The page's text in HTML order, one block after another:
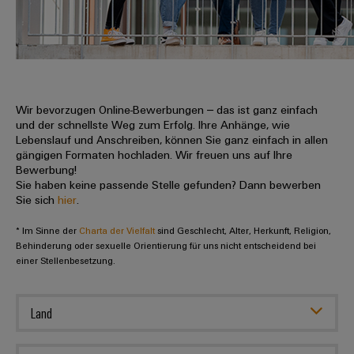
erlebbar
werden.
Datencenter
Produkte
für
Rechenzentren
–
effizient,
zuverlässig,
skalierbar
Energiespeicher
Lösungen
und
Anschlusstechnologie
DC-
u-
OS
Edge
Computing
Industrial
5G
Single
Leiterplattenklemmen
Gehäusesysteme
komponenten
Kabeleinführungssysteme
und
-
komponenten
Anschlussleitungen,
Patchkabel
Fast
Delivery
Beratung
und
digitale
Planung
easyConnect
-
Ihre
uns
Promotionfahrzeug
Distribution
Info
für
unsere
Partner
Vertrieb
Weidmüller
Zahlen
Unser
Vorstand
Nachhaltigkeit
Academy
People
Karriere
Stellen
für
Berufserfahrene
Für
Studierende
Werkstudententätigkeiten
Praktika
Abschlussarbeiten
Wir bevorzugen Online-Bewerbungen – das ist ganz einfach
und der schnellste Weg zum Erfolg. Ihre Anhänge, wie
Lebenslauf und Anschreiben, können Sie ganz einfach in allen
gängigen Formaten hochladen. Wir freuen uns auf Ihre
Bewerbung!
Sie haben keine passende Stelle gefunden? Dann bewerben
Sie sichhier
* Im Sinne der Charta der Vielfalt sind Geschlecht, Alter, Herkunft, Religion,
Behinderung oder sexuelle Orientierung für uns nicht entscheidend bei
einer Stellenbesetzung.
Land